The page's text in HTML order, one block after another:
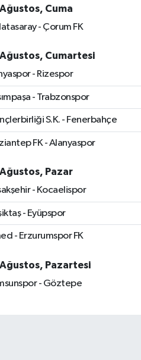
Cuma
- Çorum FK
Cumartesi
- Rizespor
- Trabzonspor
S.K. - Fenerbahçe
FK - Alanyaspor
Pazar
- Kocaelispor
- Eyüpspor
- Erzurumspor FK
Pazartesi
- Göztepe